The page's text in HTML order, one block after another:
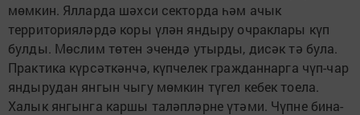
мөмкин. Ялларда шәхси секторда һәм ачык
территорияләрдә коры үлән яндыру очраклары күп
булды. Мөслим төтен эчендә утырды, дисәк тә була.
Практика күрсәткәнчә, күпчелек гражданнарга чүп-чар
яндырудан янгын чыгу мөмкин түгел кебек тоела.
Халык янгынга каршы таләпләрне үтәми. Чүпне бина-